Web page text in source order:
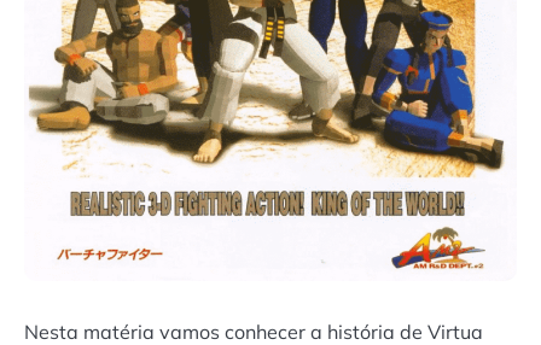
Nesta matéria vamos conhecer a história de Virtua